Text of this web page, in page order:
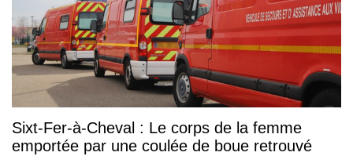
Sixt-Fer-à-Cheval : Le corps de la femme
emportée par une coulée de boue retrouvé